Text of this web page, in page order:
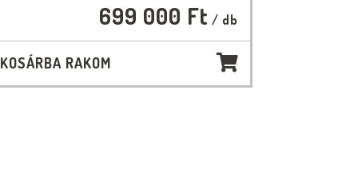
699 000 Ft / db
KOSÁRBA RAKOM